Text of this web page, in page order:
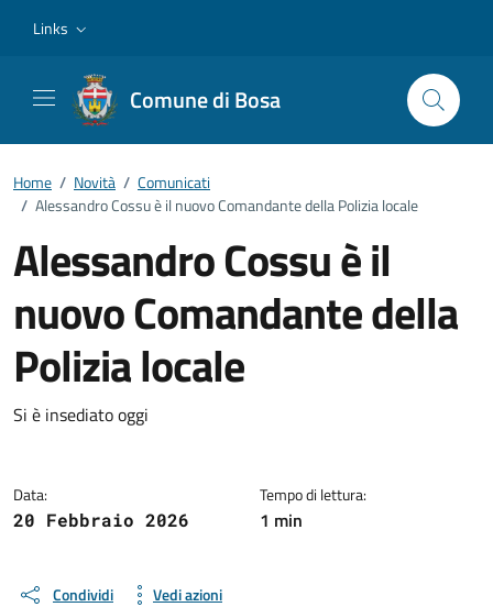
Links
Comune di Bosa
Home / Novità / Comunicati
/ Alessandro Cossu è il nuovo Comandante della Polizia locale
Alessandro Cossu è il
nuovo Comandante della
Polizia locale
Dettagli della notizia
Si è insediato oggi
Data:
20 Febbraio 2026
Tempo di lettura:
1 min
Condividi Vedi azioni